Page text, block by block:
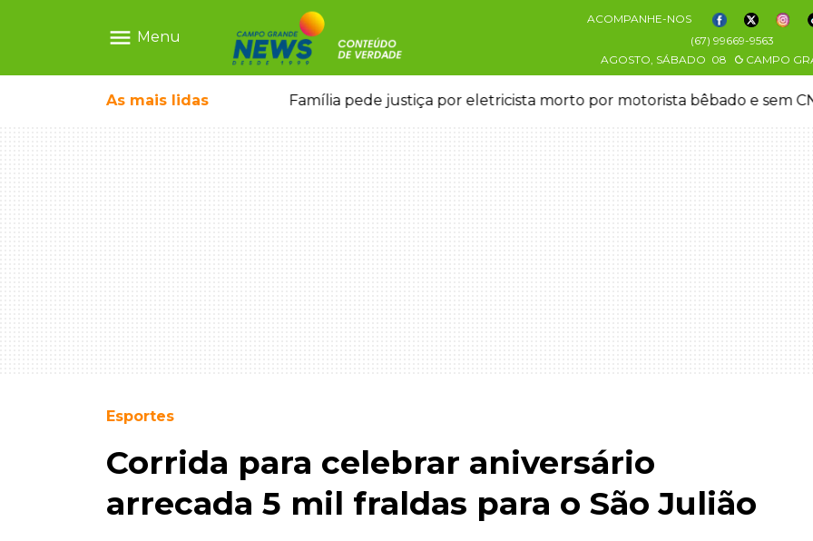
menu Menu
ACOMPANHE-NOS
(67) 99669-9563
AGOSTO, SÁBADO 08 CAMPO
As mais lidas
por motorista bêbado e sem CNH Pai de bebê desaparecida vai à polícia e nega ser membro de facção
Esportes
Corrida para celebrar aniversário
arrecada 5 mil fraldas para o São Julião